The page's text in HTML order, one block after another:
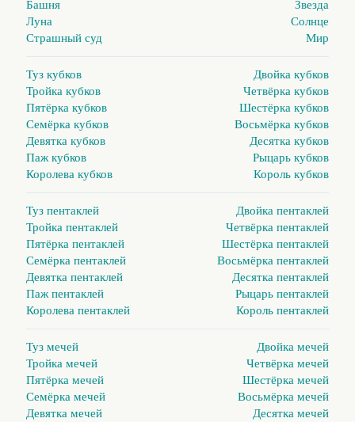
Башня
Звезда
Луна
Солнце
Страшный суд
Мир
Туз кубков
Двойка кубков
Тройка кубков
Четвёрка кубков
Пятёрка кубков
Шестёрка кубков
Семёрка кубков
Восьмёрка кубков
Девятка кубков
Десятка кубков
Паж кубков
Рыцарь кубков
Королева кубков
Король кубков
Туз пентаклей
Двойка пентаклей
Тройка пентаклей
Четвёрка пентаклей
Пятёрка пентаклей
Шестёрка пентаклей
Семёрка пентаклей
Восьмёрка пентаклей
Девятка пентаклей
Десятка пентаклей
Паж пентаклей
Рыцарь пентаклей
Королева пентаклей
Король пентаклей
Туз мечей
Двойка мечей
Тройка мечей
Четвёрка мечей
Пятёрка мечей
Шестёрка мечей
Семёрка мечей
Восьмёрка мечей
Девятка мечей
Десятка мечей